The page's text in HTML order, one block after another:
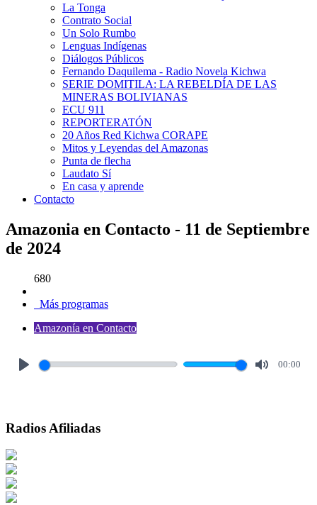
La Tonga
Contrato Social
Un Solo Rumbo
Lenguas Indígenas
Diálogos Públicos
Fernando Daquilema - Radio Novela Kichwa
SERIE DOMITILA: LA REBELDÍA DE LAS
MINERAS BOLIVIANAS
ECU 911
REPORTERATÓN
20 Años Red Kichwa CORAPE
Mitos y Leyendas del Amazonas
Punta de flecha
Laudato Sí
En casa y aprende
Contacto
Amazonia en Contacto - 11 de Septiembre
de 2024
680
Más programas
Amazonía en Contacto
00:00
Radios Afiliadas